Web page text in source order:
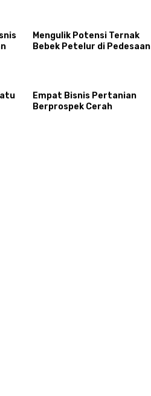
Mengulik Potensi Ternak
Bebek Petelur di Pedesaan
Empat Bisnis Pertanian
Berprospek Cerah